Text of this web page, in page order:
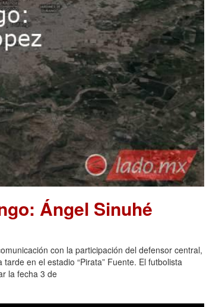
Ángel Sinuhé
con la participación del defensor central,
en el estadio “Pirata” Fuente. El futbolista
la fecha 3 de